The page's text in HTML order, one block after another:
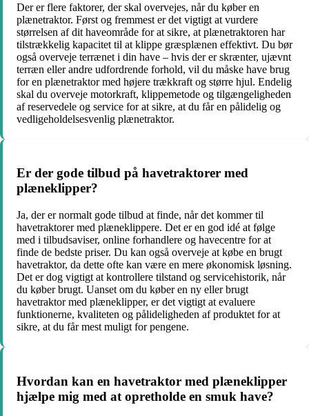
Der er flere faktorer, der skal overvejes, når du køber en
plænetraktor. Først og fremmest er det vigtigt at vurdere
størrelsen af dit haveområde for at sikre, at plænetraktoren har
tilstrækkelig kapacitet til at klippe græsplænen effektivt. Du bør
også overveje terrænet i din have – hvis der er skrænter, ujævnt
terræn eller andre udfordrende forhold, vil du måske have brug
for en plænetraktor med højere trækkraft og større hjul. Endelig
skal du overveje motorkraft, klippemetode og tilgængeligheden
af reservedele og service for at sikre, at du får en pålidelig og
vedligeholdelsesvenlig plænetraktor.
Er der gode tilbud på havetraktorer med
plæneklipper?
Ja, der er normalt gode tilbud at finde, når det kommer til
havetraktorer med plæneklippere. Det er en god idé at følge
med i tilbudsaviser, online forhandlere og havecentre for at
finde de bedste priser. Du kan også overveje at købe en brugt
havetraktor, da dette ofte kan være en mere økonomisk løsning.
Det er dog vigtigt at kontrollere tilstand og servicehistorik, når
du køber brugt. Uanset om du køber en ny eller brugt
havetraktor med plæneklipper, er det vigtigt at evaluere
funktionerne, kvaliteten og pålideligheden af produktet for at
sikre, at du får mest muligt for pengene.
Hvordan kan en havetraktor med plæneklipper
hjælpe mig med at opretholde en smuk have?